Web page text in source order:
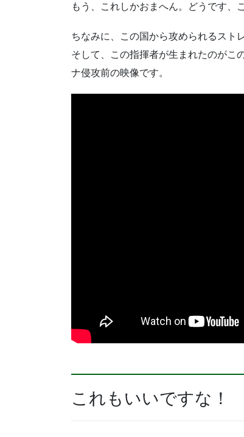
もう、これしかおまへん。どうです、
ちなみに、この国から攻められるスト
そして、この指揮者が生まれたのがこ
ナ侵攻前の映像です。
これもいいですな！